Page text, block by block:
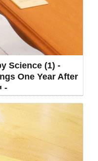
Science (1) -
One Year After
-